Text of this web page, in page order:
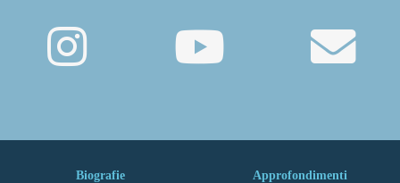
Biografie Approfondimenti